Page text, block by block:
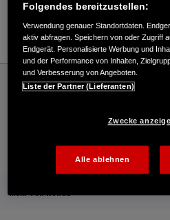
02536/34460
E-Mail
Honda
Industrie
Hubert Brinkmann Inh. A. & C. Brinkmann oHG
Mehr von Honda
Folgendes bereitzustellen:
Verwendung genauer Standortdaten.
aktiv abfragen. Speichern von oder Zugriff
Endgerät. Personalisierte Werbung und
und der Performance von Inhalten,
und Verbesserung von Angeboten.
Liste der Partner (Lieferanten)
Zwecke
Alle ablehnen